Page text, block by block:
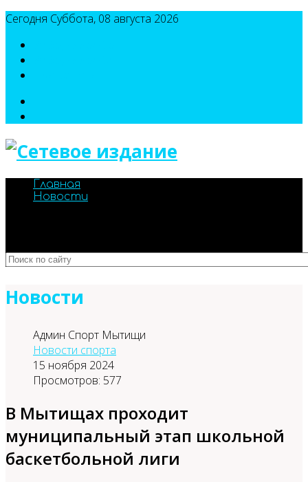
Сегодня Суббота, 08 августа 2026
Главная
Новости
Новости
Админ Спорт Мытищи
Новости спорта
15 ноября 2024
Просмотров: 577
В Мытищах проходит
муниципальный этап школьной
баскетбольной лиги